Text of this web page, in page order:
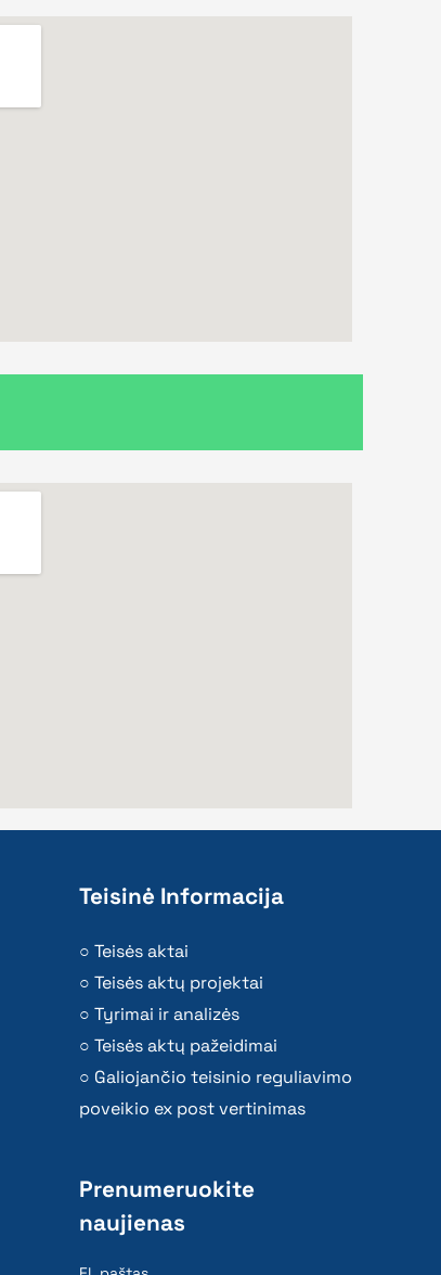
Teisinė Informacija
Teisės aktai
Teisės aktų projektai
Tyrimai ir analizės
Teisės aktų pažeidimai
Galiojančio teisinio reguliavimo
poveikio ex post vertinimas
Prenumeruokite
naujienas